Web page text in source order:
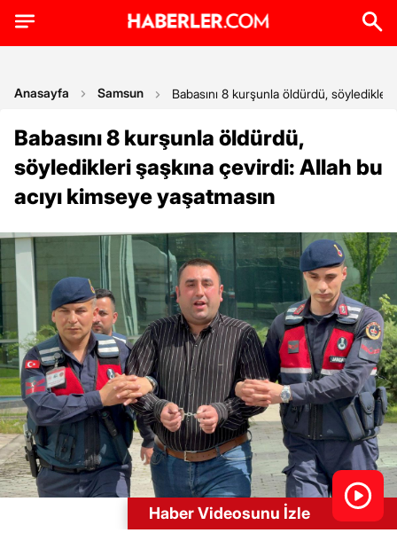
Anasayfa Samsun Babasını 8 kurşunla öldürdü,
Babasını 8 kurşunla öldürdü,
söyledikleri şaşkına çevirdi: Allah bu
acıyı kimseye yaşatmasın
Haber Videosunu İzle